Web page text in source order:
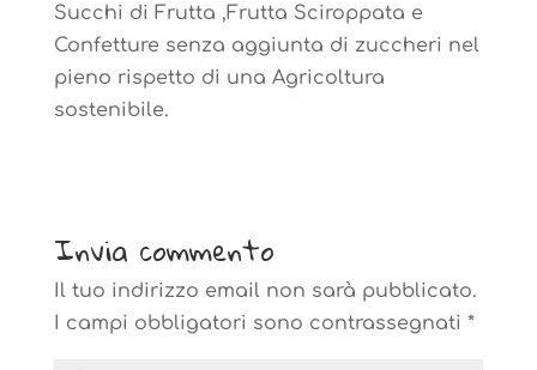
Succhi di Frutta ,Frutta Sciroppata e
Confetture senza aggiunta di zuccheri nel
pieno rispetto di una Agricoltura
sostenibile.
Invia commento
Il tuo indirizzo email non sarà pubblicato.
I campi obbligatori sono contrassegnati *